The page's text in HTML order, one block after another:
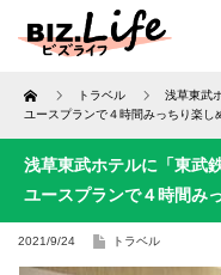
Home トラベル
浅草東武
ユースプランで４時間みっちり楽し
浅草東武ホテルに「東武
ユースプランで４時間み
2021/9/24 トラベル